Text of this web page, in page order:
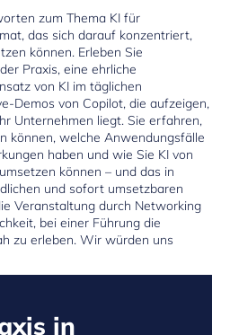
zum Thema KI für
das sich darauf konzentriert,
können. Erleben Sie
Praxis, eine ehrliche
von KI im täglichen
Demos von Copilot, die aufzeigen,
Unternehmen liegt. Sie erfahren,
können, welche Anwendungsfälle
haben und wie Sie KI von
können – und das in
und sofort umsetzbaren
Veranstaltung durch Networking
bei einer Führung die
zu erleben. Wir würden uns
in